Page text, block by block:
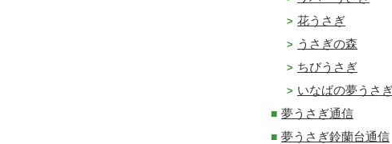
花うさぎ
うさぎの森
ちびうさぎ
いなばの夢うさ
夢うさぎ通信
夢うさぎ鈴蘭台通信